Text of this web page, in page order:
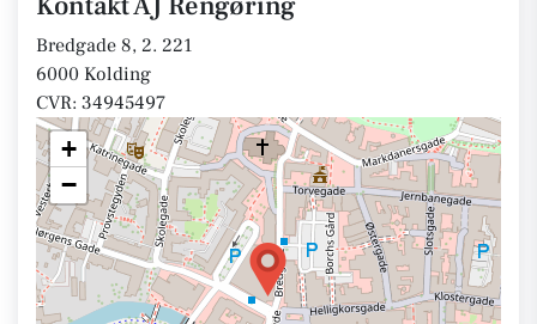
Bredgade 8, 2. 221
6000 Kolding
CVR: 34945497
+
−